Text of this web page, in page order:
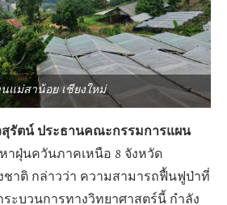
แม่สาน้อย เชียงใหม่
รัตน์ ประธานคณะกรรมการแผน
าฝุ่นควันภาคเหนือ 8 จังหวัด
ชาติ กล่าวว่า ความสามารถฟื้นฟูป่าที่
ะบวนการทางวิทยาศาสตร์นี้ กำลัง